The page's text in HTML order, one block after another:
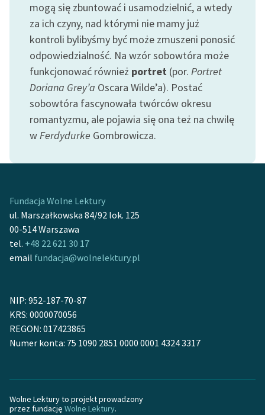
mogą się zbuntować i usamodzielnić, a wtedy
za ich czyny, nad którymi nie mamy już
kontroli bylibyśmy być może zmuszeni ponosić
odpowiedzialność. Na wzór sobowtóra może
funkcjonować również portret (por. Portret
Doriana Grey’a Oscara Wilde’a). Postać
sobowtóra fascynowała twórców okresu
romantyzmu, ale pojawia się ona też na chwilę
wFerdydurke Gombrowicza.
Fundacja Wolne Lektury
ul. Marszałkowska 84/92 lok. 125
00-514 Warszawa
tel. +48 22 621 30 17
email fundacja@wolnelektury.pl
NIP: 952-187-70-87
KRS: 0000070056
REGON: 017423865
Numer konta: 75 1090 2851 0000 0001 4324 3317
Wolne Lektury to projekt prowadzony
przez fundację Wolne Lektury.